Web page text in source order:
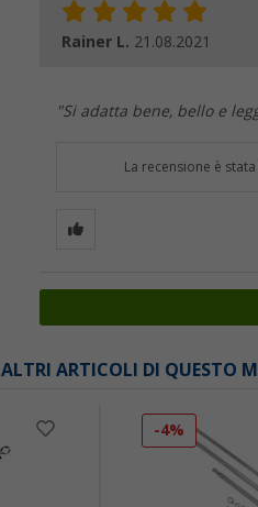
Rainer L. 21.08.2021
"Si adatta bene, bello e
La recensione è
ALTRI ARTICOLI DI QUESTO
-4%